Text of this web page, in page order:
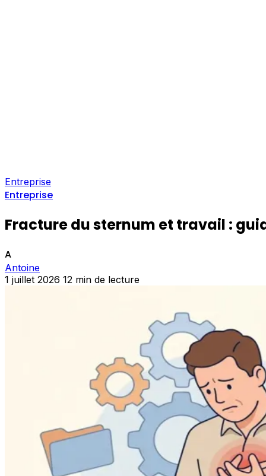
Entreprise
Entreprise
Fracture du sternum et travail :
A
Antoine
1 juillet 2026 12 min de lecture